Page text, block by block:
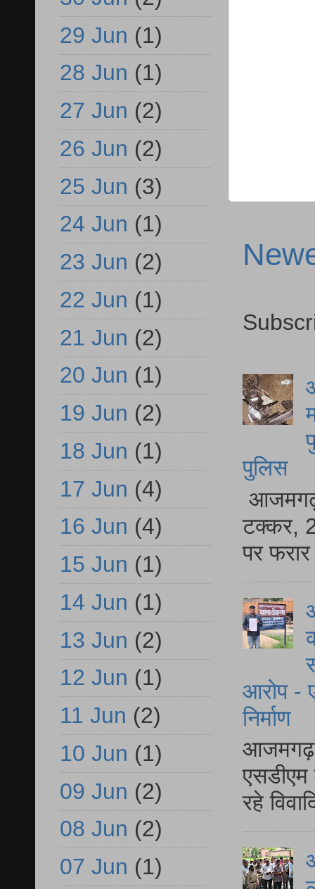
पुलिस
आजमगढ़
टक्कर,
पर
आरोप -
निर्माण
आजमगढ़
एसडीएम
रहे
29 Jun (1)
28 Jun (1)
27 Jun (2)
26 Jun (2)
25 Jun (3)
24 Jun (1)
23 Jun (2)
22 Jun (1)
21 Jun (2)
20 Jun (1)
19 Jun (2)
18 Jun (1)
17 Jun (4)
16 Jun (4)
15 Jun (1)
14 Jun (1)
13 Jun (2)
12 Jun (1)
11 Jun (2)
10 Jun (1)
09 Jun (2)
08 Jun (2)
07 Jun (1)